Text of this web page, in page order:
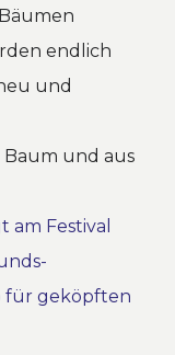
endlich
und
und aus
am Festival
für geköpften